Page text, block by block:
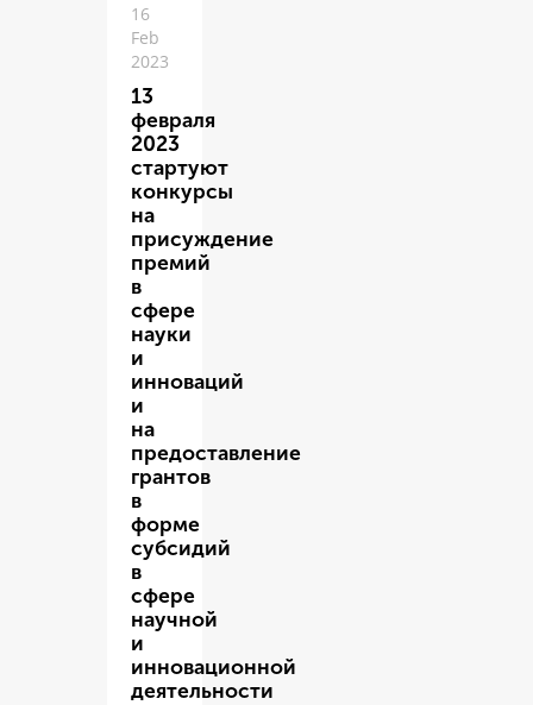
16
Feb
2023
13
февраля
2023
стартуют
конкурсы
на
присуждение
премий
в
сфере
науки
и
инноваций
и
на
предоставление
грантов
в
форме
субсидий
в
сфере
научной
и
инновационной
деятельности